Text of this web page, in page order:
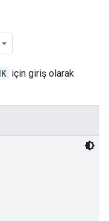
için giriş olarak